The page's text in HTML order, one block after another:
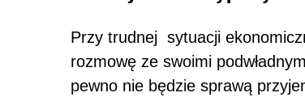
Przy trudnej sytuacji
rozmowę ze swoimi
pewno nie będzie sprawą